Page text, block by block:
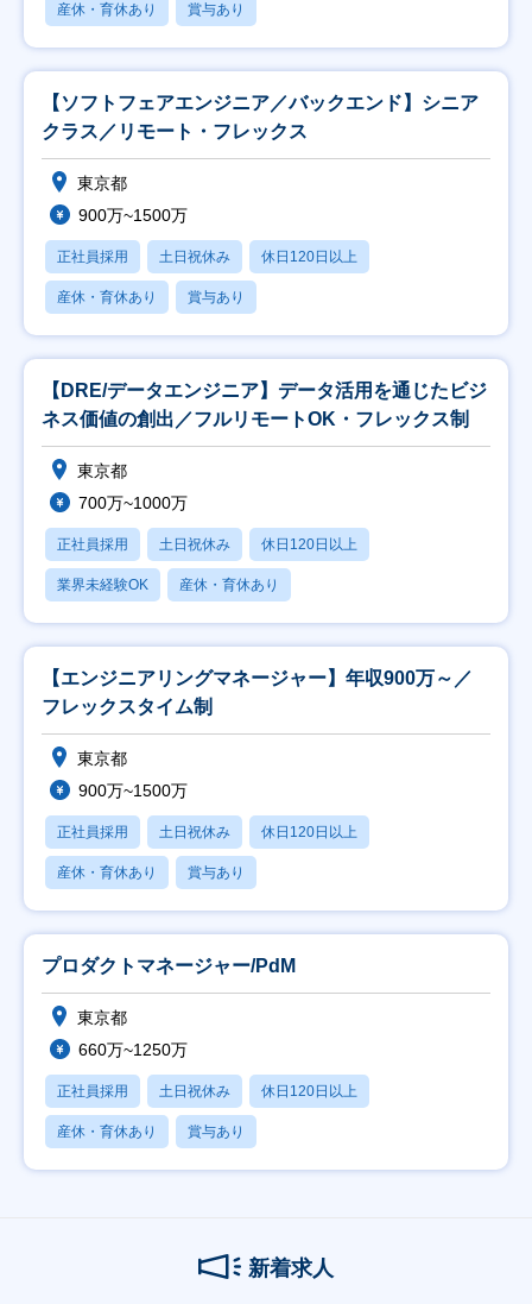
産休・育休あり 賞与あり
【ソフトフェアエンジニア／バックエンド】シニア
クラス／リモート・フレックス
東京都
900万~1500万
正社員採用 土日祝休み 休日120日以上
産休・育休あり 賞与あり
【DRE/データエンジニア】データ活用を通じたビジ
ネス価値の創出／フルリモートOK・フレックス制
東京都
700万~1000万
正社員採用 土日祝休み 休日120日以上
業界未経験OK 産休・育休あり
【エンジニアリングマネージャー】年収900万～／
フレックスタイム制
東京都
900万~1500万
正社員採用 土日祝休み 休日120日以上
産休・育休あり 賞与あり
プロダクトマネージャー/PdM
東京都
660万~1250万
正社員採用 土日祝休み 休日120日以上
産休・育休あり 賞与あり
新着求人